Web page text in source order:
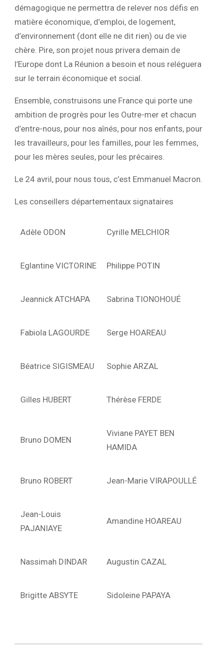
démagogique ne permettra de relever nos défis en
matière économique, d’emploi, de logement,
d’environnement (dont elle ne dit rien) ou de vie
chère. Pire, son projet nous privera demain de
l’Europe dont La Réunion a besoin et nous reléguera
sur le terrain économique et social.
Ensemble, construisons une France qui porte une
ambition de progrès pour les Outre-mer et chacun
d’entre-nous, pour nos aînés, pour nos enfants, pour
les travailleurs, pour les familles, pour les femmes,
pour les mères seules, pour les précaires.
Le 24 avril, pour nous tous, c’est Emmanuel Macron.
Les conseillers départementaux signataires
Adèle ODON Cyrille MELCHIOR
Eglantine VICTORINE Philippe POTIN
Jeannick ATCHAPA Sabrina TIONOHOUÉ
Fabiola LAGOURDE Serge HOAREAU
Béatrice SIGISMEAU Sophie ARZAL
Gilles HUBERT Thérèse FERDE
Bruno DOMEN
Viviane PAYET BEN
HAMIDA
Bruno ROBERT Jean-Marie VIRAPOULLÉ
Jean-Louis
PAJANIAYE
Amandine HOAREAU
Nassimah DINDAR Augustin CAZAL
Brigitte ABSYTE Sidoleine PAPAYA